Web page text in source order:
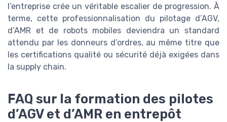
l’entreprise crée un véritable escalier de progression. À
terme, cette professionnalisation du pilotage d’AGV,
d’AMR et de robots mobiles deviendra un standard
attendu par les donneurs d’ordres, au même titre que
les certifications qualité ou sécurité déjà exigées dans
la supply chain.
FAQ sur la formation des pilotes
d’AGV et d’AMR en entrepôt